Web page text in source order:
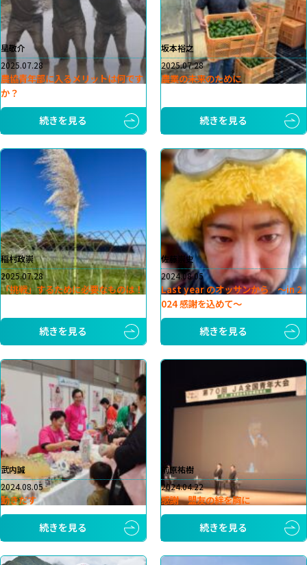
星敬介
2025.07.28
農協青年部に入るメリットは何です
か？
続きを見る
坂本裕之
2025.07.28
農業の未来のために
続きを見る
稲村政崇
2025.07.28
「挑戦」するために必要なものは！
続きを見る
佐藤崇史
2024.08.05
Last year のオッサンから 〜in 2
024 感謝を込めて〜
続きを見る
武内誠
2024.08.05
動きだす
続きを見る
前原祐樹
2024.04.22
感謝 盟友の絆を胸に
続きを見る